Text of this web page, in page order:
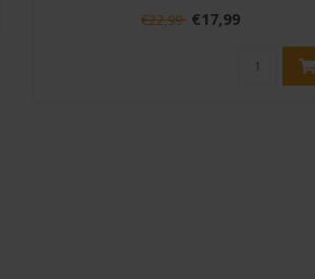
De Babolat RPM Blast is een stuggere..
€22,99 €17,99